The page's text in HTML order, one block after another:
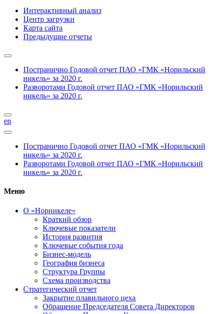
Интерактивный анализ
Центр загрузки
Карта сайта
Предыдущие отчеты
Постранично Годовой отчет ПАО «ГМК «Норильский
никель» за 2020 г.
Разворотами Годовой отчет ПАО «ГМК «Норильский
никель» за 2020 г.
en
Постранично Годовой отчет ПАО «ГМК «Норильский
никель» за 2020 г.
Разворотами Годовой отчет ПАО «ГМК «Норильский
никель» за 2020 г.
Меню
О «Норникеле»
Краткий обзор
Ключевые показатели
История развития
Ключевые события года
Бизнес-модель
География бизнеса
Структура Группы
Схема производства
Стратегический отчет
Закрытие плавильного цеха
Обращение Председателя Совета Директоров